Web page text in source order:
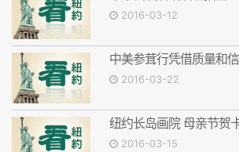
2016-03-12
中美参茸行凭借质量和
2016-03-22
纽约长岛画院 母亲节
2016-03-15